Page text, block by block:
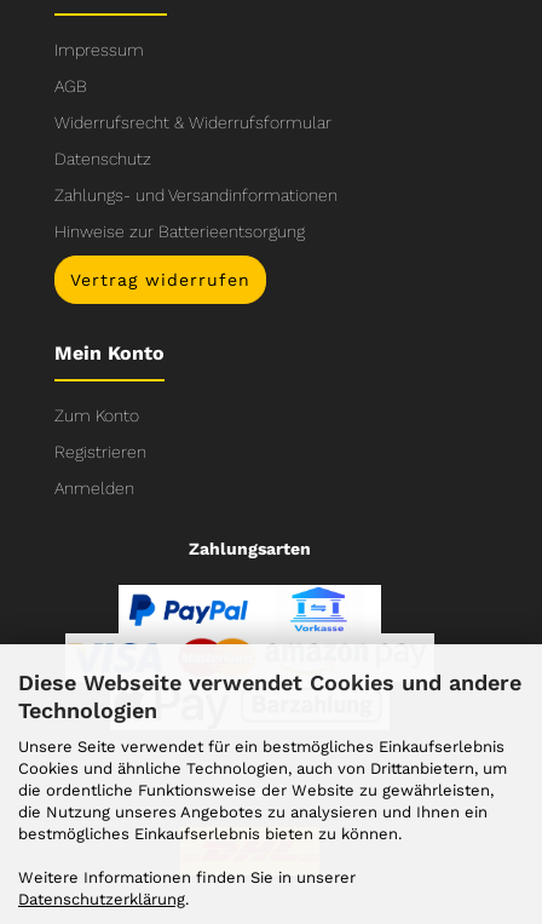
Diese Webseite verwendet Cookies und andere
Technologien
Unsere Seite verwendet für ein bestmögliches Einkaufserlebnis
Cookies und ähnliche Technologien, auch von Drittanbietern, um
die ordentliche Funktionsweise der Website zu gewährleisten,
die Nutzung unseres Angebotes zu analysieren und Ihnen ein
bestmögliches Einkaufserlebnis bieten zu können.
Weitere Informationen finden Sie in unserer
Datenschutzerklärung.
Impressum
AGB
Widerrufsrecht & Widerrufsformular
Datenschutz
Zahlungs- und Versandinformationen
Hinweise zur Batterieentsorgung
Vertrag widerrufen
Mein Konto
Zum Konto
Registrieren
Anmelden
Zahlungsarten
Versand